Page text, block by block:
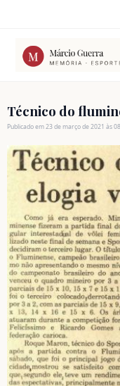
conteúdo
Técnico do
Publicado em 23 de março de 2021 às